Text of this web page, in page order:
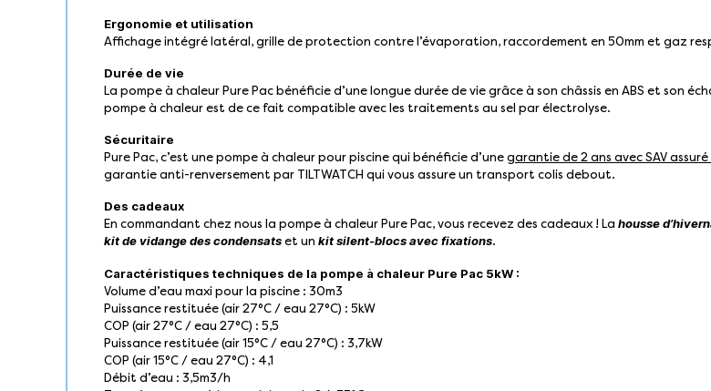
Ergonomie et utilisation
Affichage intégré latéral, grille de protection contre l’évaporation, raccordement en 50mm et gaz
Durée de vie
La pompe à chaleur Pure Pac bénéficie d’une longue durée de vie grâce à son châssis en ABS et son
pompe à chaleur est de ce fait compatible avec les traitements au sel par électrolyse.
Sécuritaire
Pure Pac, c’est une pompe à chaleur pour piscine qui bénéficie d’une garantie de 2 ans avec SAV
garantie anti-renversement par TILTWATCH qui vous assure un transport colis debout.
Des cadeaux
En commandant chez nous la pompe à chaleur Pure Pac, vous recevez des cadeaux ! La housse
kit de vidange des condensats et un kit silent-blocs avec fixations.
Caractéristiques techniques de la pompe à chaleur Pure Pac 5kW :
Volume d’eau maxi pour la piscine : 30m3
Puissance restituée (air 27°C / eau 27°C) : 5kW
COP (air 27°C / eau 27°C) : 5,5
Puissance restituée (air 15°C / eau 27°C) : 3,7kW
COP (air 15°C / eau 27°C) : 4,1
Débit d’eau : 3,5m3/h